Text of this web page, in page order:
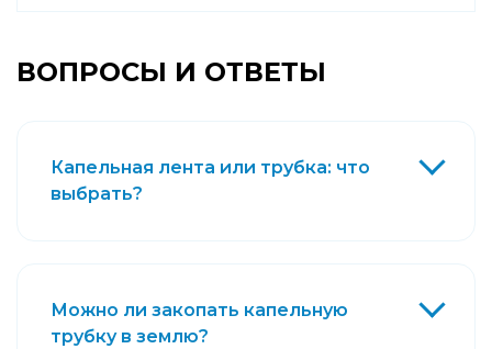
ВОПРОСЫ И ОТВЕТЫ
Капельная лента или трубка: что
выбрать?
Можно ли закопать капельную
трубку в землю?